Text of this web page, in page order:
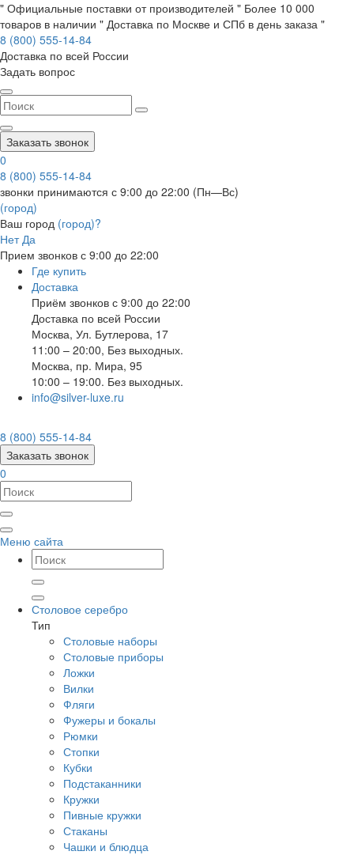
" Официальные поставки от производителей " Более 10 000
товаров в наличии " Доставка по Москве и СПб в день заказа "
8 (800) 555-14-84
Доставка по всей России
Задать вопрос
Заказать звонок
0
8 (800) 555-14-84
звонки принимаются с 9:00 до 22:00 (Пн—Вс)
(город)
Ваш город (город)?
Нет Да
Прием звонков с 9:00 до 22:00
Где купить
Доставка
Приём звонков с 9:00 до 22:00
Доставка по всей России
Москва, Ул. Бутлерова, 17
11:00 – 20:00, Без выходных.
Москва, пр. Мира, 95
10:00 – 19:00. Без выходных.
info@silver-luxe.ru
8 (800) 555-14-84
Заказать звонок
0
Меню сайта
Столовое серебро
Тип
Столовые наборы
Столовые приборы
Ложки
Вилки
Фляги
Фужеры и бокалы
Рюмки
Стопки
Кубки
Подстаканники
Кружки
Пивные кружки
Стаканы
Чашки и блюдца